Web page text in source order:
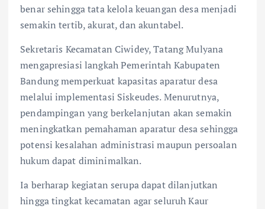
benar sehingga tata kelola keuangan desa menjadi
semakin tertib, akurat, dan akuntabel.
Sekretaris Kecamatan Ciwidey, Tatang Mulyana
mengapresiasi langkah Pemerintah Kabupaten
Bandung memperkuat kapasitas aparatur desa
melalui implementasi Siskeudes. Menurutnya,
pendampingan yang berkelanjutan akan semakin
meningkatkan pemahaman aparatur desa sehingga
potensi kesalahan administrasi maupun persoalan
hukum dapat diminimalkan.
Ia berharap kegiatan serupa dapat dilanjutkan
hingga tingkat kecamatan agar seluruh Kaur